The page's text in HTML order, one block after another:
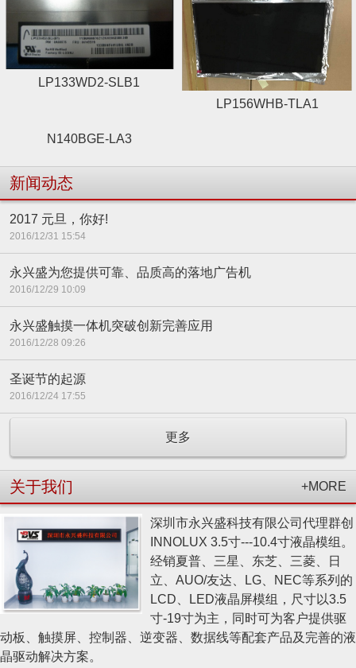
LP133WD2-SLB1
LP156WHB-TLA1
N140BGE-LA3
新闻动态
2017 元旦，你好!
2016/12/31 15:54
永兴盛为您提供可靠、品质高的落地广告机
2016/12/29 10:09
永兴盛触摸一体机突破创新完善应用
2016/12/28 09:26
圣诞节的起源
2016/12/24 17:55
更多
关于我们 +MORE
深圳市永兴盛科技有限公司代理群创
INNOLUX 3.5寸---10.4寸液晶模组。
经销夏普、三星、东芝、三菱、日
立、AUO/友达、LG、NEC等系列的
LCD、LED液晶屏模组，尺寸以3.5
寸-19寸为主，同时可为客户提供驱
动板、触摸屏、控制器、逆变器、数据线等配套产品及完善的液
晶驱动解决方案。